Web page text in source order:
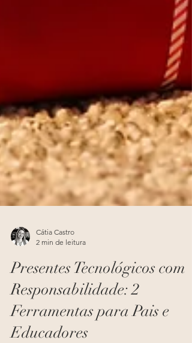
2 min de leitura
Presentes Tecnológicos com
Responsabilidade: 2
Ferramentas para Pais e